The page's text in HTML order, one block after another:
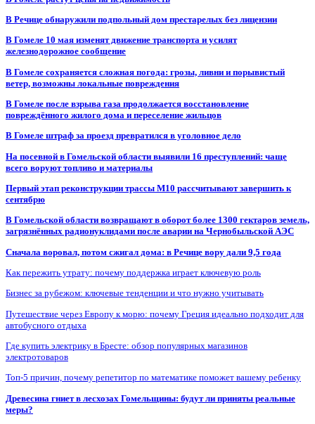
В Речице обнаружили подпольный дом престарелых без лицензии
В Гомеле 10 мая изменят движение транспорта и усилят
железнодорожное сообщение
В Гомеле сохраняется сложная погода: грозы, ливни и порывистый
ветер, возможны локальные повреждения
В Гомеле после взрыва газа продолжается восстановление
повреждённого жилого дома и переселение жильцов
В Гомеле штраф за проезд превратился в уголовное дело
На посевной в Гомельской области выявили 16 преступлений: чаще
всего воруют топливо и материалы
Первый этап реконструкции трассы М10 рассчитывают завершить к
сентябрю
В Гомельской области возвращают в оборот более 1300 гектаров земель,
загрязнённых радионуклидами после аварии на Чернобыльской АЭС
Сначала воровал, потом сжигал дома: в Речице вору дали 9,5 года
Как пережить утрату: почему поддержка играет ключевую роль
Бизнес за рубежом: ключевые тенденции и что нужно учитывать
Путешествие через Европу к морю: почему Греция идеально подходит для
автобусного отдыха
Где купить электрику в Бресте: обзор популярных магазинов
электротоваров
Топ-5 причин, почему репетитор по математике поможет вашему ребенку
Древесина гниет в лесхозах Гомельщины: будут ли приняты реальные
меры?